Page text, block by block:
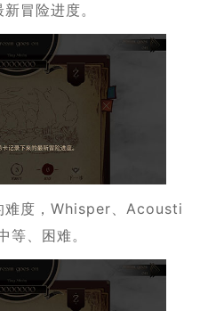
冒险进度。
难度，Whisper、Acousti
、困难。